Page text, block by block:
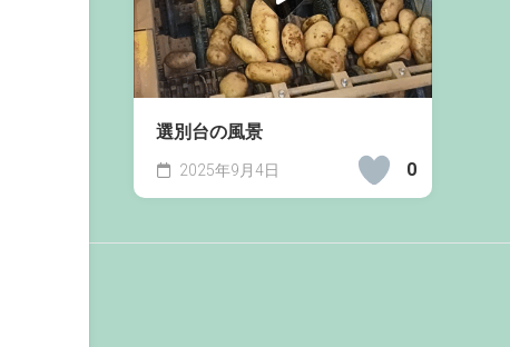
選別台の風景
0
2025年9月4日